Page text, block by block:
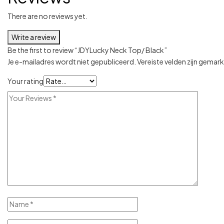
There are no reviews yet.
Write a review
Be the first to review “JDYLucky Neck Top/ Black”
Je e-mailadres wordt niet gepubliceerd. Vereiste velden zijn
Your rating